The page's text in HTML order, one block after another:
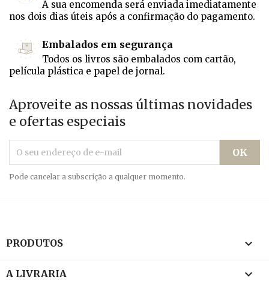
A sua encomenda será enviada imediatamente
nos dois dias úteis após a confirmação do pagamento.
Embalados em segurança
Todos os livros são embalados com cartão,
película plástica e papel de jornal.
Aproveite as nossas últimas novidades
e ofertas especiais
Pode cancelar a subscrição a qualquer momento.
PRODUTOS 
A LIVRARIA 